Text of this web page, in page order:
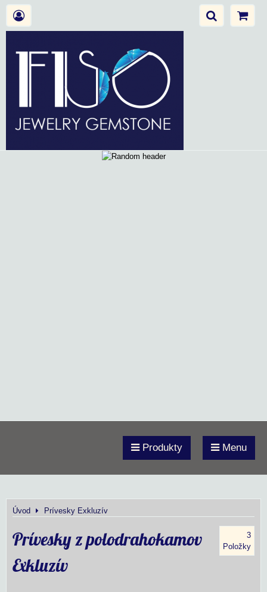
Produkty Menu
Úvod Prívesky Exkluzív
Prívesky z polodrahokamov
Exkluzív
3
Položky